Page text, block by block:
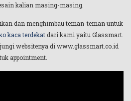
kalian masing-masing.
dan menghimbau teman-teman untuk
kaca terdekatdari kami yaitu Glassmart.
websitenya di www.glassmart.co.id
appointment.